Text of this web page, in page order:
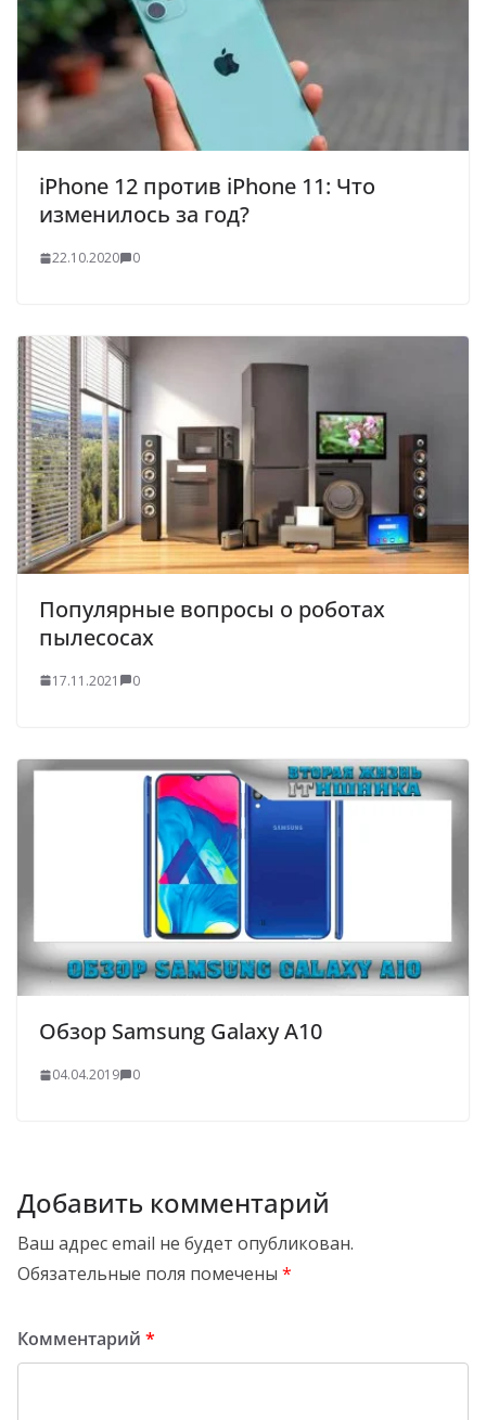
iPhone 12 против iPhone 11: Что
изменилось за год?
22.10.2020 0
Популярные вопросы о роботах
пылесосах
17.11.2021 0
Обзор Samsung Galaxy A10
04.04.2019 0
Добавить комментарий
Ваш адрес email не будет опубликован.
Обязательные поля помечены *
Комментарий *